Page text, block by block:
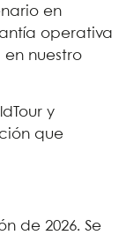
en
operativa
nuestro
y
que
de 2026. Se